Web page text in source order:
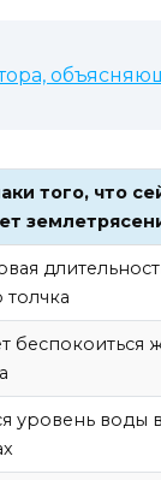
того, что
толчка
беспокоиться
уровень воды в